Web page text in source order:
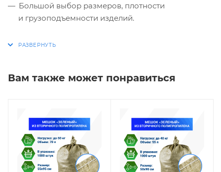
Большой выбор размеров, плотности
и грузоподъемности изделий.
Вам также может понравиться